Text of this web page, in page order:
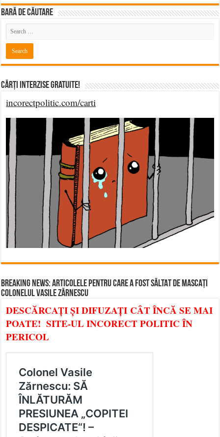
BARĂ DE CĂUTARE
Cărți Interzise Gratuite!
incorectpolitic.com/carti
BREAKING NEWS: ARTICOLELE PENTRU CARE A FOST SĂLTAT DE MASCAȚI
COLONELUL VASILE ZĂRNESCU
DESCĂRCAȚI ȘI DIFUZAȚI CÂT ÎNCĂ SE MAI
POATE! SITE-UL INCORECT POLITIC ÎN
PERICOL